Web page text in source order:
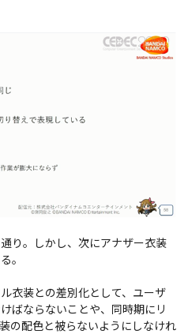
り。しかし、次にアナザー衣装
。
衣装との差別化として、ユーザ
ばならないことや、同時期にリ
の配色と被らないようにしなけれ